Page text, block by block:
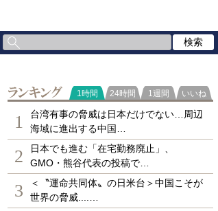
ランキング
1時間 24時間 1週間 いいね
1
台湾有事の脅威は日本だけでない…周辺
海域に進出する中国…
2
日本でも進む「在宅勤務廃止」、
GMO・熊谷代表の投稿で…
3
＜〝運命共同体〟の日米台＞中国こそが
世界の脅威....…